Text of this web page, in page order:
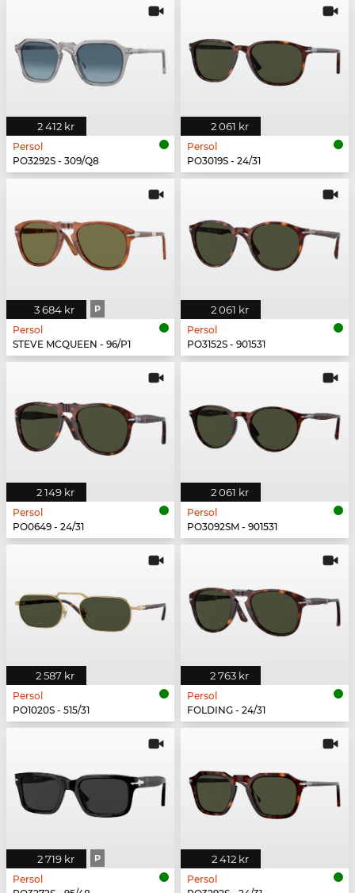
2 412 kr
Persol
PO3292S - 309/Q8
2 061 kr
Persol
PO3019S - 24/31
3 684 kr P
Persol
STEVE MCQUEEN - 96/P1
2 061 kr
Persol
PO3152S - 901531
2 149 kr
Persol
PO0649 - 24/31
2 061 kr
Persol
PO3092SM - 901531
2 587 kr
Persol
PO1020S - 515/31
2 763 kr
Persol
FOLDING - 24/31
2 719 kr P
Persol
2 412 kr
Persol